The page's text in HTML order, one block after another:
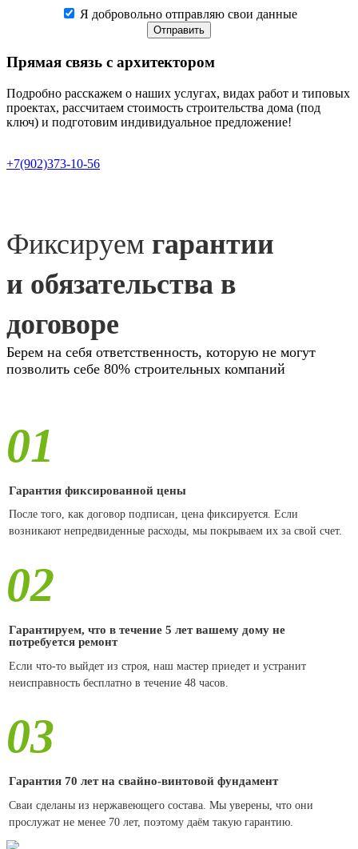
Я добровольно отправляю свои данные
Отправить
Прямая связь с архитектором
Подробно расскажем о наших услугах, видах работ и типовых
проектах, рассчитаем стоимость строительства дома (под
ключ) и подготовим индивидуальное предложение!
+7(902)373-10-56
Фиксируем гарантии
и обязательства в
договоре
Берем на себя ответственность, которую не могут
позволить себе 80% строительных компаний
01
Гарантия фиксированной цены
После того, как договор подписан, цена фиксируется. Если
возникают непредвиденные расходы, мы покрываем их за свой счет.
02
Гарантируем, что в течение 5 лет вашему дому не
потребуется ремонт
Если что-то выйдет из строя, наш мастер приедет и устранит
неисправность бесплатно в течение 48 часов.
03
Гарантия 70 лет на свайно-винтовой фундамент
Сваи сделаны из нержавеющего состава. Мы уверены, что они
прослужат не менее 70 лет, поэтому даём такую гарантию.